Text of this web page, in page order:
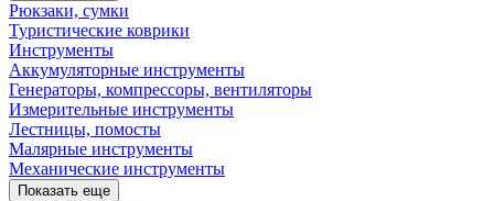
Рюкзаки, сумки
Туристические коврики
Инструменты
Аккумуляторные инструменты
Генераторы, компрессоры, вентиляторы
Измерительные инструменты
Лестницы, помосты
Малярные инструменты
Механические инструменты
Показать еще